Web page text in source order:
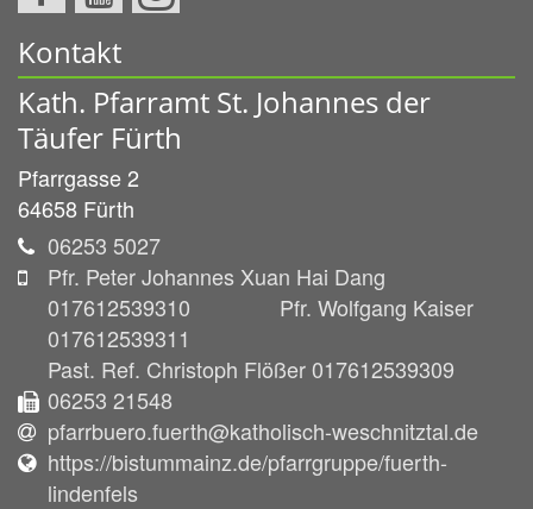
Kontakt
Kath. Pfarramt St. Johannes der
Täufer Fürth
Pfarrgasse 2
64658 Fürth
06253 5027
Pfr. Peter Johannes Xuan Hai Dang
017612539310 Pfr. Wolfgang Kaiser
017612539311
Past. Ref. Christoph Flößer 017612539309
06253 21548
pfarrbuero.fuerth@katholisch-weschnitztal.de
https://bistummainz.de/pfarrgruppe/fuerth-
lindenfels